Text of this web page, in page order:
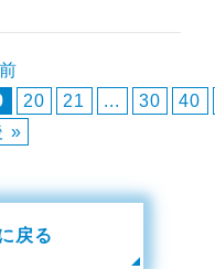
前
20 21 ... 30
40
»
戻る